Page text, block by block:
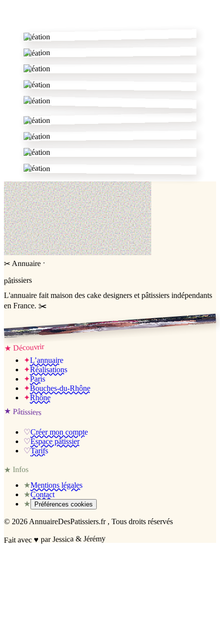
Création
Création
Création
Création
Création
Création
Création
Création
Création
✂ Annuaire ·
pâtissiers
L'annuaire fait maison des cake designers et pâtissiers indépendants
en France. ✂️
Jessica & Jérémy ♡
★ Découvrir
✦L’annuaire
✦Réalisations
✦Paris
✦Bouches-du-Rhône
✦Rhône
★ Pâtissiers
♡Créer mon compte
♡Espace pâtissier
♡Tarifs
★Infos
★Mentions légales
★Contact
★
Préférences cookies
© 2026 AnnuaireDesPatissiers.fr , Tous droits réservés
Fait avec♥ par Jessica & Jérémy